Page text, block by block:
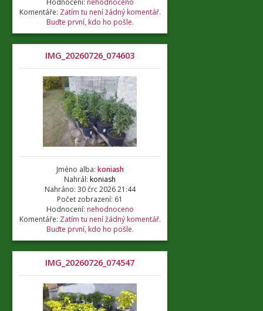
Hodnocení: nehodnoceno
Komentáře: Zatím tu není žádný komentář.
Buďte první, kdo ho pošle.
IMG_20260726_074603
Jméno alba: koniash
Nahrál: koniash
Nahráno: 30 črc 2026 21:44
Počet zobrazení: 61
Hodnocení: nehodnoceno
Komentáře: Zatím tu není žádný komentář.
Buďte první, kdo ho pošle.
IMG_20260726_074547